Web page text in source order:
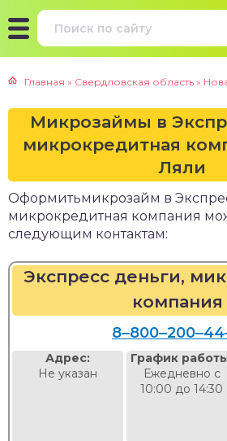
Главная » Свердловская область »
Микрозаймы в
микрокредитная
Ляли
Оформитьмикрозайм в
микрокредитная компания
следующим контактам:
Экспресс деньги,
компания
Адрес:
Не указан
График
Ежедневно с
10:00 до 14:30